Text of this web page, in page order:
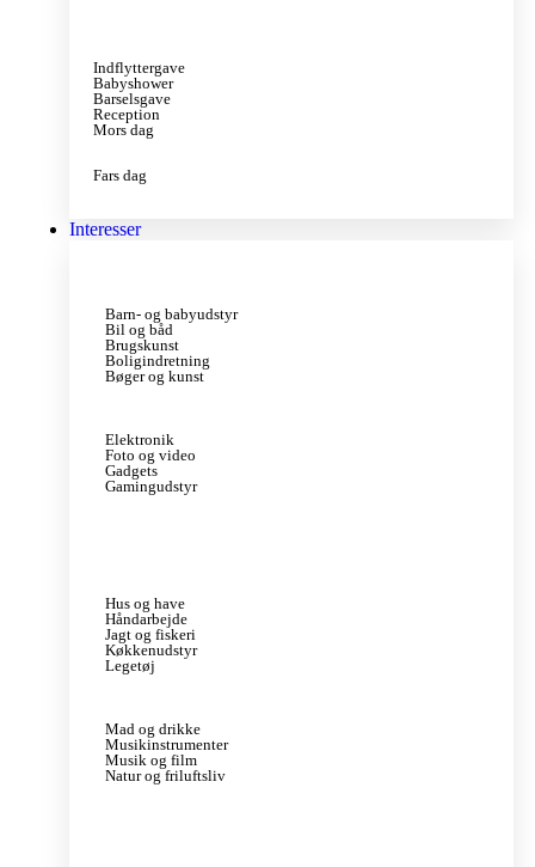
Indflyttergave
Babyshower
Barselsgave
Reception
Mors dag
Fars dag
Interesser
Barn- og babyudstyr
Bil og båd
Brugskunst
Boligindretning
Bøger og kunst
Elektronik
Foto og video
Gadgets
Gamingudstyr
Hus og have
Håndarbejde
Jagt og fiskeri
Køkkenudstyr
Legetøj
Mad og drikke
Musikinstrumenter
Musik og film
Natur og friluftsliv